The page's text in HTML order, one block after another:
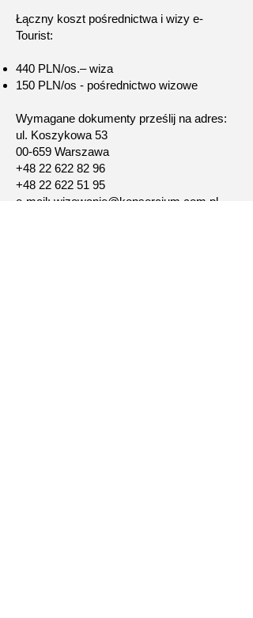
Łączny koszt pośrednictwa i wizy e-
Tourist:
440 PLN/os.– wiza
150 PLN/os - pośrednictwo wizowe
Wymagane dokumenty prześlij na adres:
ul. Koszykowa 53
00-659 Warszawa
+48 22 622 82 96
+48 22 622 51 95
e-mail: wizowanie@konsorcjum.com.pl